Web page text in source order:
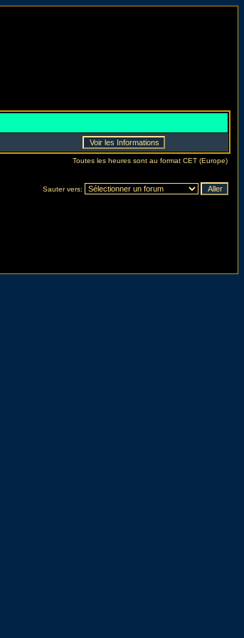
Toutes les heures sont au format CET (Europe)
Sauter vers: